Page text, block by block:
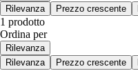
Rilevanza
Prezzo crescente
1 prodotto
Ordina per
Rilevanza
Rilevanza
Prezzo crescente